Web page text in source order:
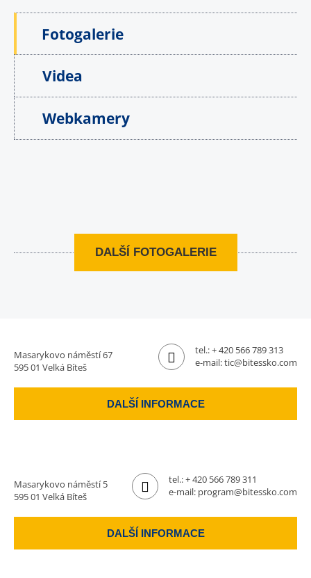
Fotogalerie
Videa
Webkamery
DALŠÍ FOTOGALERIE
Masarykovo náměstí 67
595 01 Velká Bíteš
tel.:+ 420 566 789 313
e-mail:tic@bitessko.com
DALŠÍ INFORMACE
Masarykovo náměstí 5
595 01 Velká Bíteš
tel.:+ 420 566 789 311
e-mail: program@bitessko.com
DALŠÍ INFORMACE